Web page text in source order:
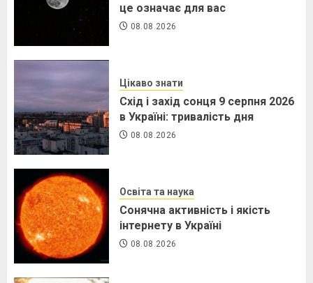
це означає для вас
08.08.2026
Цікаво знати
Схід і захід сонця 9 серпня 2026
в Україні: тривалість дня
08.08.2026
Освіта та наука
Сонячна активність і якість
інтернету в Україні
08.08.2026